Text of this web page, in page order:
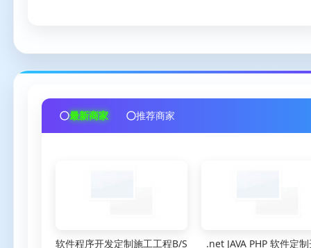
最新商家 推荐商家
软件程序开发定制施工工程B/S .net JAVA PHP 软件定